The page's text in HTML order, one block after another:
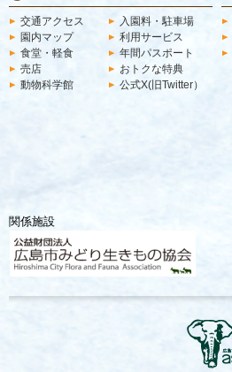
交通アクセス
入園料・駐車場
園内マップ
利用サービス
食堂・軽食
年間パスポート
売店
おトクな特典
動物科学館
公式X(旧Twitter）
関係施設